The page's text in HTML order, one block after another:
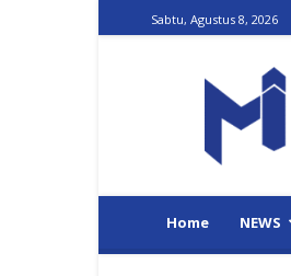
Sabtu, Agustus 8, 2026
Home NEWS